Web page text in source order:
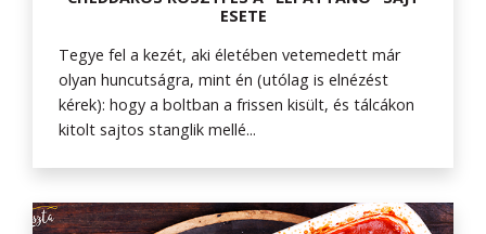
ESETE
Tegye fel a kezét, aki életében vetemedett már
olyan huncutságra, mint én (utólag is elnézést
kérek): hogy a boltban a frissen kisült, és tálcákon
kitolt sajtos stanglik mellé...